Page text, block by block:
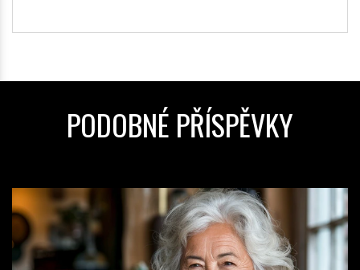
PODOBNÉ PŘÍSPĚVKY